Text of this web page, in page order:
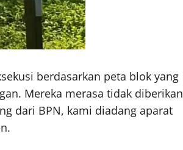
berdasarkan peta blok yang
Mereka merasa tidak diberikan
dari BPN, kami diadang aparat